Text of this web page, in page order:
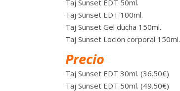
Taj Sunset EDT 50ml.
Taj Sunset EDT 100ml.
Taj Sunset Gel ducha 150ml.
Taj Sunset Loción corporal 150ml.
Precio
Taj Sunset EDT 30ml. (36.50€)
Taj Sunset EDT 50ml. (49.50€)